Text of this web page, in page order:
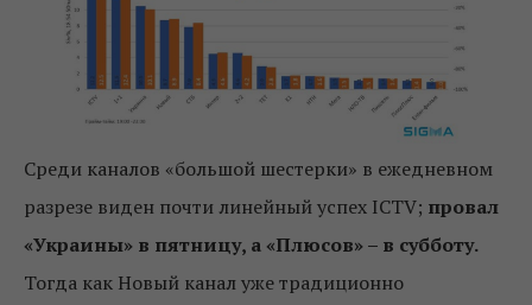
Среди каналов «большой шестерки» в ежедневном
разрезе виден почти линейный успех ICTV; провал
«Украины» в пятницу, а «Плюсов» – в субботу.
Тогда как Новый канал уже традиционно